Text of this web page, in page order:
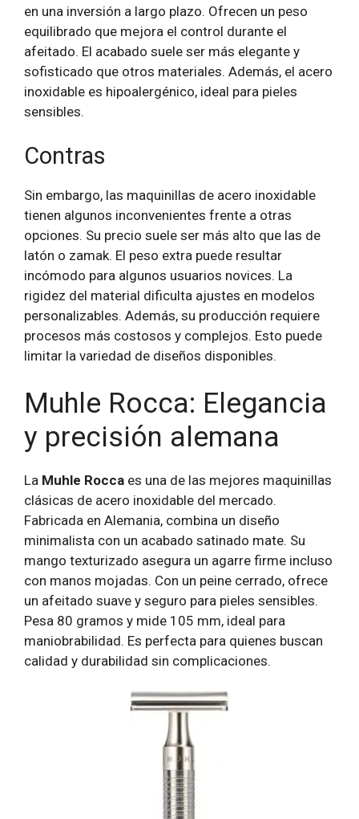
en una inversión a largo plazo. Ofrecen un peso
equilibrado que mejora el control durante el
afeitado. El acabado suele ser más elegante y
sofisticado que otros materiales. Además, el acero
inoxidable es hipoalergénico, ideal para pieles
sensibles.
Contras
Sin embargo, las maquinillas de acero inoxidable
tienen algunos inconvenientes frente a otras
opciones. Su precio suele ser más alto que las de
latón o zamak. El peso extra puede resultar
incómodo para algunos usuarios novices. La
rigidez del material dificulta ajustes en modelos
personalizables. Además, su producción requiere
procesos más costosos y complejos. Esto puede
limitar la variedad de diseños disponibles.
Muhle Rocca: Elegancia
y precisión alemana
La Muhle Rocca es una de las mejores maquinillas
clásicas de acero inoxidable del mercado.
Fabricada en Alemania, combina un diseño
minimalista con un acabado satinado mate. Su
mango texturizado asegura un agarre firme incluso
con manos mojadas. Con un peine cerrado, ofrece
un afeitado suave y seguro para pieles sensibles.
Pesa 80 gramos y mide 105 mm, ideal para
maniobrabilidad. Es perfecta para quienes buscan
calidad y durabilidad sin complicaciones.